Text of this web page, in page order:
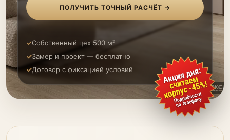
ПОЛУЧИТЬ ТОЧНЫЙ РАСЧЁТ →
Собственный цех 500 м²
Замер и проект — бесплатно
Договор с фиксацией условий